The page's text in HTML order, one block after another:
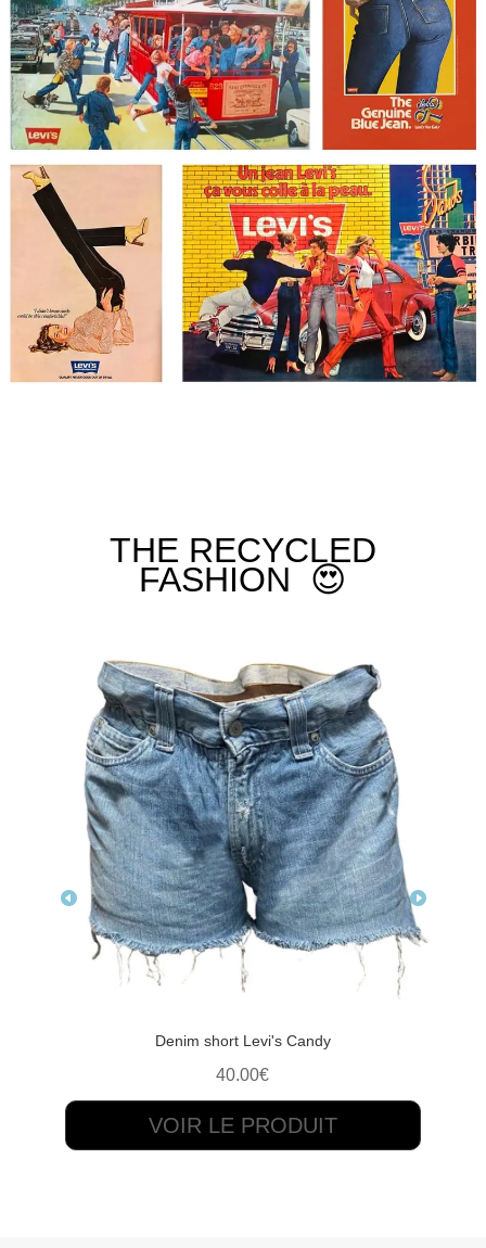
THE RECYCLED
FASHION 😍
Denim short Levi's Candy
40.00€
VOIR LE PRODUIT